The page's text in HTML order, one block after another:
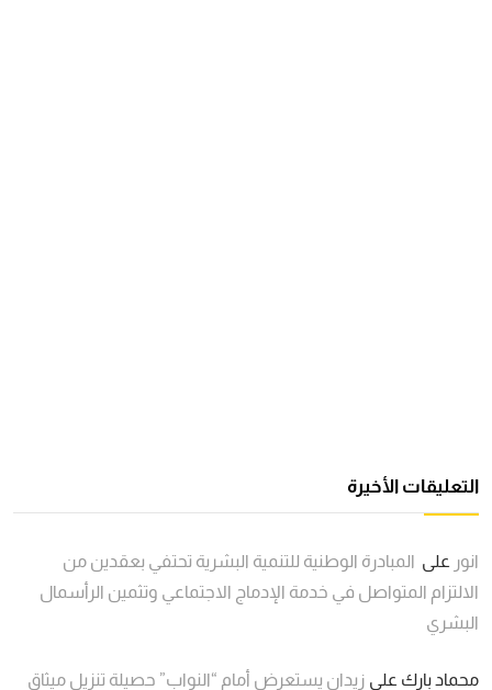
التعليقات الأخيرة
انور على المبادرة الوطنية للتنمية البشرية تحتفي بعقدين من
الالتزام المتواصل في خدمة الإدماج الاجتماعي وتثمين الرأسمال
البشري
محماد بارك على زيدان يستعرض أمام “النواب” حصيلة تنزيل ميثاق